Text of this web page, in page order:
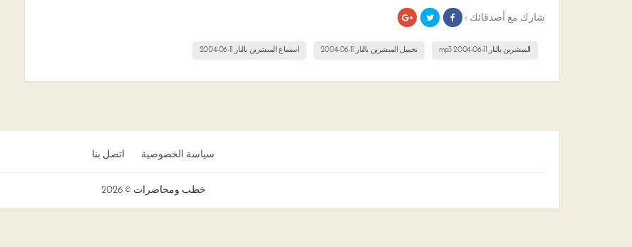
شارك مع أصدقائك ›
المبشرين بالنار 11-06-2004 mp3 تحميل المبشرين بالنار 11-06-2004 استماع المبشرين بالنار 11-06-2004
سياسة الخصوصية اتصل بنا
خطب ومحاضرات © 2026